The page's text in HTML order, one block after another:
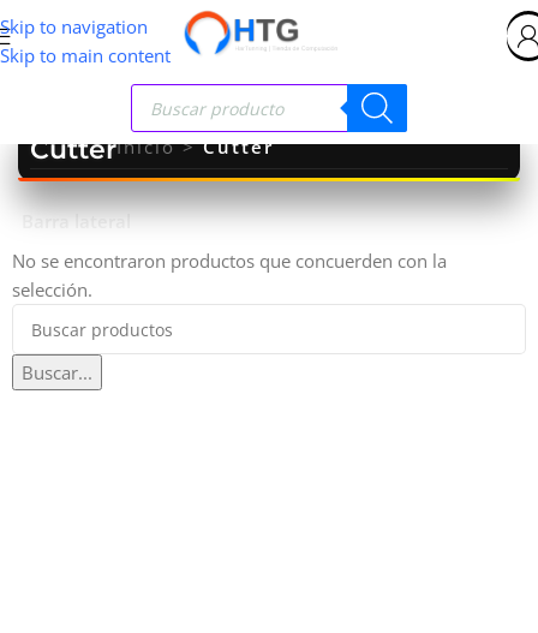
Skip to navigation
Skip to main content
CutterInicio>Cutter
Barra lateral
No se encontraron productos que concuerden con la
selección.
Buscar...